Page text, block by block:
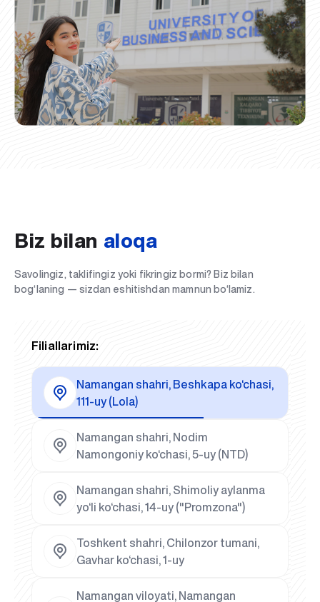
Biz bilan aloqa
Savolingiz, taklifingiz yoki fikringiz bormi? Biz bilan
bog‘laning — sizdan eshitishdan mamnun bo‘lamiz.
Filiallarimiz:
Namangan shahri, Beshkapa ko‘chasi,
111-uy (Lola)
Namangan shahri, Nodim
Namongoniy ko‘chasi, 5-uy (NTD)
Namangan shahri, Shimoliy aylanma
yo‘li ko‘chasi, 14-uy ("Promzona")
Toshkent shahri, Chilonzor tumani,
Gavhar ko‘chasi, 1-uy
Namangan viloyati, Namangan